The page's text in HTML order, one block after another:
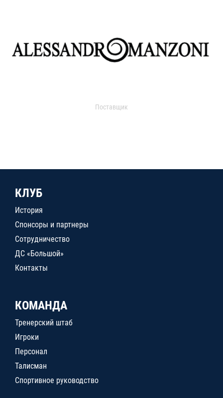
Поставщик
КЛУБ
История
Спонсоры и партнеры
Сотрудничество
ДС «Большой»
Контакты
КОМАНДА
Тренерский штаб
Игроки
Персонал
Талисман
Спортивное руководство